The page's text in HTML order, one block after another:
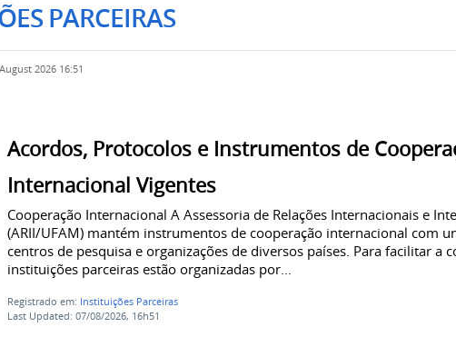
PARCEIRAS
2026 16:51
Acordos, Protocolos e Instrumentos de
Internacional Vigentes
Cooperação Internacional A Assessoria de Relações Internacionais e
(ARII/UFAM) mantém instrumentos de cooperação internacional com
centros de pesquisa e organizações de diversos países. Para facilitar a
instituições parceiras estão organizadas por...
Registrado em: Instituições Parceiras
Last Updated: 07/08/2026, 16h51